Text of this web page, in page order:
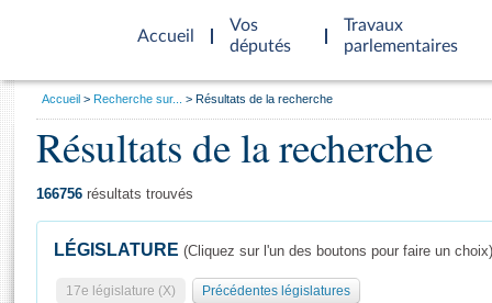
Accueil
d'accueil
Vos
députés
Travaux
parlementaires
Général
Vous
Accueil Recherche sur... Résultats de la recherche
Résultats de la recherche
166756 résultats trouvés
LÉGISLATURE (Cliquez sur l'un des boutons pour faire un choix)
17e législature (X) Précédentes législatures